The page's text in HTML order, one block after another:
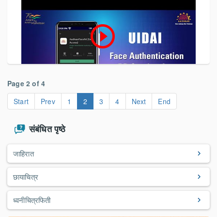
play_circle_outline
Page 2 of 4
Start
Prev 1 2 3 4 Next End
संबंधित पृष्ठे
जाहिरात
छायाचित्र
ध्वनीचित्रफिती